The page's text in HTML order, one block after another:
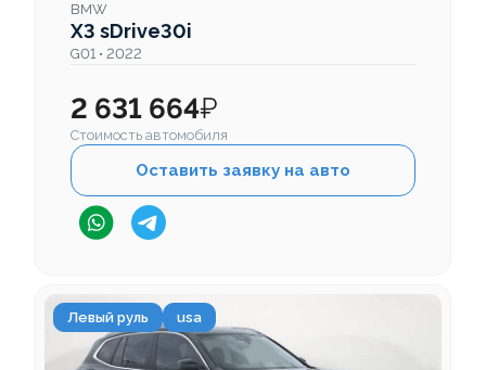
BMW
X3 sDrive30i
G01 • 2022
2 631 664₽
Стоимость автомобиля
Оставить заявку на авто
Левый руль usa